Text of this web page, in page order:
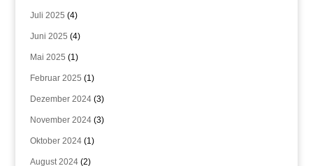
Juli 2025 (4)
Juni 2025 (4)
Mai 2025 (1)
Februar 2025 (1)
Dezember 2024(3)
November 2024(3)
Oktober 2024(1)
August 2024(2)